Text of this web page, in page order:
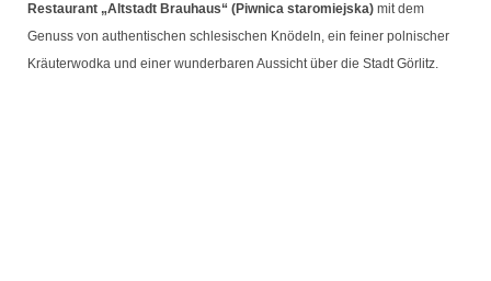
Restaurant „Altstadt Brauhaus“ (Piwnica staromiejska) mit dem
Genuss von authentischen schlesischen Knödeln, ein feiner polnischer
Kräuterwodka und einer wunderbaren Aussicht über die Stadt Görlitz.